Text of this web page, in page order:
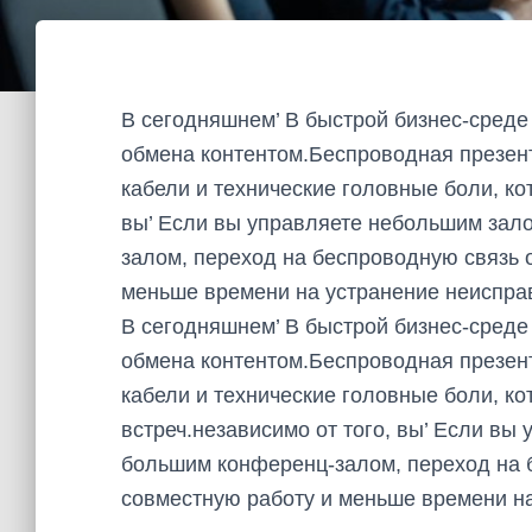
В сегодняшнем’ В быстрой бизнес-
обмена контентом.Беспроводная
кабели и технические головные боли,
вы’ Если вы управляете небольшим
залом, переход на беспроводную связь
меньше времени на устранение
В сегодняшнем’ В быстрой бизнес-
обмена контентом.Беспроводная
кабели и технические головные боли,
встреч.независимо от того, вы’ Если
большим конференц-залом, переход на
совместную работу и меньше времени